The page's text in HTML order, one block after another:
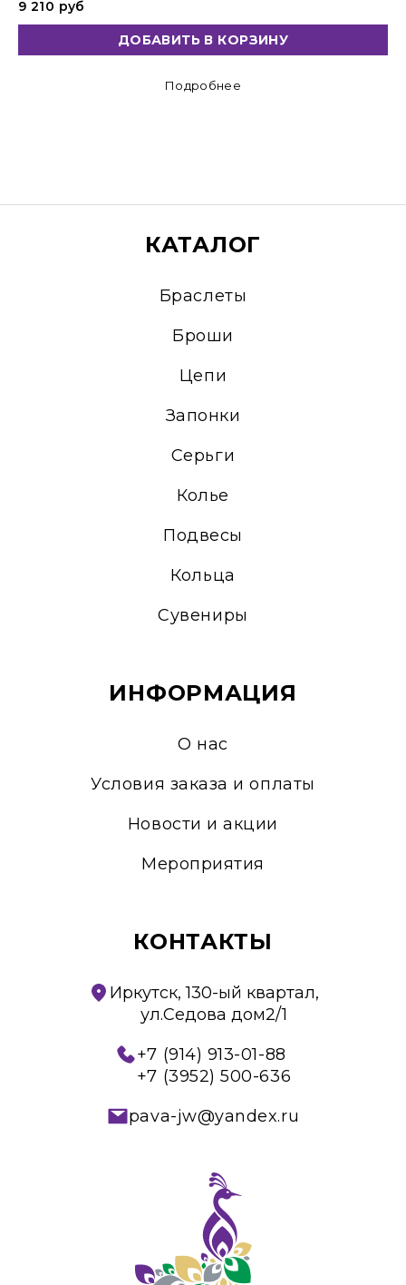
9 210 руб
ДОБАВИТЬ В КОРЗИНУ
Подробнее
КАТАЛОГ
Браслеты
Броши
Цепи
Запонки
Серьги
Колье
Подвесы
Кольца
Сувениры
ИНФОРМАЦИЯ
О нас
Условия заказа и оплаты
Новости и акции
Мероприятия
КОНТАКТЫ
Иркутск, 130-ый квартал,
ул.Седова дом2/1
+7 (914) 913-01-88
+7 (3952) 500-636
pava-jw@yandex.ru